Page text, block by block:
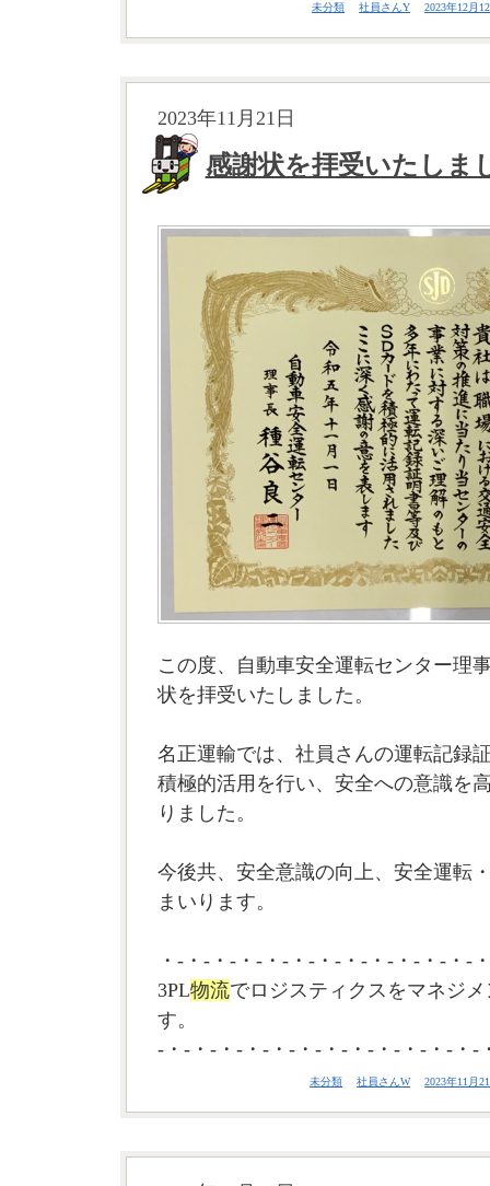
未分類 社員さんY 2023年12月
2023年11月21日
感謝状を拝受いたしま
この度、自動車安全運転センター理
状を拝受いたしました。
名正運輸では、社員さんの運転記録
積極的活用を行い、安全への意識を
りました。
今後共、安全意識の向上、安全運転
まいります。
・-・-・-・-・-・-・-・-・-・-・-・-
3PL物流でロジスティクスをマネジ
す。
-・-・-・-・-・-・-・-・-・-・-・-・-
未分類 社員さんW 2023年11月